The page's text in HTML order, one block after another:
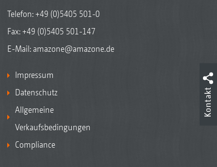
Telefon:+49 (0)5405 501-0
Fax: +49 (0)5405 501-147
E-Mail: amazone@amazone.de
Impressum
Datenschutz
Allgemeine
Verkaufsbedingungen
Compliance
Kontakt